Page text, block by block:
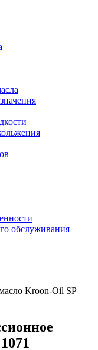
обслуживания
Kroon-Oil SP